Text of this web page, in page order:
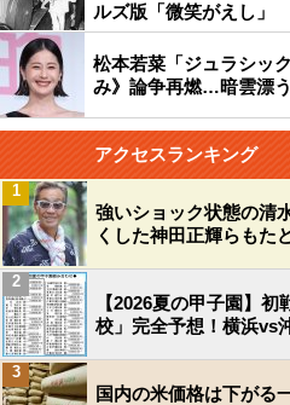
ルズ版「微笑がえし」
松本若菜「ジュラシッ
み》論争再燃…暗雲漂
アクセスランキング
強いショック状態の清
くした神田正輝らもた
1
【2026夏の甲子園】
校」完全予想！横浜vs
2
国内の米価格は下がる
3